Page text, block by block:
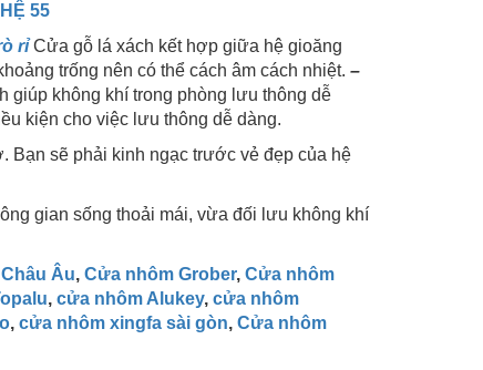
55
rỉCửa gỗ lá xách kết hợp giữa hệ gioăng
trống nên có thể cách âm cách nhiệt. –
giúp không khí trong phòng lưu thông dễ
kiện cho việc lưu thông dễ dàng.
Bạn sẽ phải kinh ngạc trước vẻ đẹp của hệ
gian sống thoải mái, vừa đối lưu không khí
Âu, Cửa nhôm Grober, Cửa nhôm
, cửa nhôm Alukey, cửa nhôm
, cửa nhôm xingfa sài gòn, Cửa nhôm